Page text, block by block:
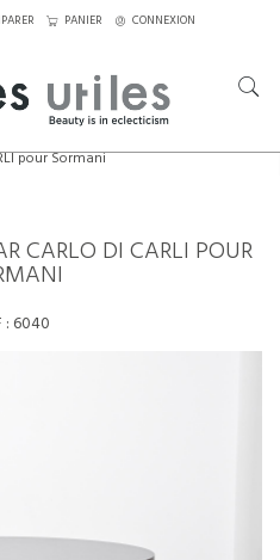
PANIER CONNEXION
pour Sormani
CARLO DI CARLI POUR
: 6040